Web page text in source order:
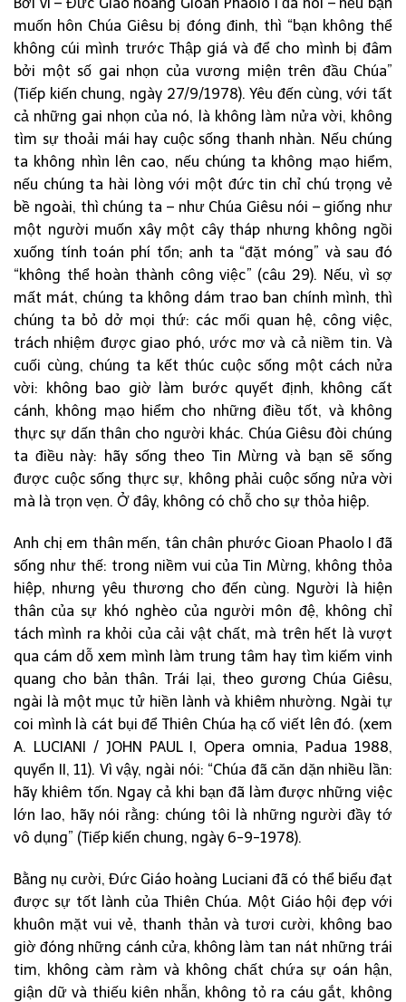
muốn hôn Chúa Giêsu bị đóng đinh, thì “bạn không thể
không cúi mình trước Thập giá và để cho mình bị đâm
bởi một số gai nhọn của vương miện trên đầu Chúa”
(Tiếp kiến chung, ngày 27/9/1978). Yêu đến cùng, với tất
cả những gai nhọn của nó, là không làm nửa vời, không
tìm sự thoải mái hay cuộc sống thanh nhàn. Nếu chúng
ta không nhìn lên cao, nếu chúng ta không mạo hiểm,
nếu chúng ta hài lòng với một đức tin chỉ chú trọng vẻ
bề ngoài, thì chúng ta – như Chúa Giêsu nói – giống như
một người muốn xây một cây tháp nhưng không ngồi
xuống tính toán phí tổn; anh ta “đặt móng” và sau đó
“không thể hoàn thành công việc” (câu 29). Nếu, vì sợ
mất mát, chúng ta không dám trao ban chính mình, thì
chúng ta bỏ dở mọi thứ: các mối quan hệ, công việc,
trách nhiệm được giao phó, ước mơ và cả niềm tin. Và
cuối cùng, chúng ta kết thúc cuộc sống một cách nửa
vời: không bao giờ làm bước quyết định, không cất
cánh, không mạo hiểm cho những điều tốt, và không
thực sự dấn thân cho người khác. Chúa Giêsu đòi chúng
ta điều này: hãy sống theo Tin Mừng và bạn sẽ sống
được cuộc sống thực sự, không phải cuộc sống nửa vời
mà là trọn vẹn. Ở đây, không có chỗ cho sự thỏa hiệp.
Anh chị em thân mến, tân chân phước Gioan Phaolo I đã
sống như thế: trong niềm vui của Tin Mừng, không thỏa
hiệp, nhưng yêu thương cho đến cùng. Người là hiện
thân của sự khó nghèo của người môn đệ, không chỉ
tách mình ra khỏi của cải vật chất, mà trên hết là vượt
qua cám dỗ xem mình làm trung tâm hay tìm kiếm vinh
quang cho bản thân. Trái lại, theo gương Chúa Giêsu,
ngài là một mục tử hiền lành và khiêm nhường. Ngài tự
coi mình là cát bụi để Thiên Chúa hạ cố viết lên đó. (xem
A. LUCIANI / JOHN PAUL I, Opera omnia, Padua 1988,
quyển II, 11). Vì vậy, ngài nói: “Chúa đã căn dặn nhiều lần:
hãy khiêm tốn. Ngay cả khi bạn đã làm được những việc
lớn lao, hãy nói rằng: chúng tôi là những người đầy tớ
vô dụng” (Tiếp kiến chung, ngày 6-9-1978).
Bằng nụ cười, Đức Giáo hoàng Luciani đã có thể biểu đạt
được sự tốt lành của Thiên Chúa. Một Giáo hội đẹp với
khuôn mặt vui vẻ, thanh thản và tươi cười, không bao
giờ đóng những cánh cửa, không làm tan nát những trái
tim, không càm ràm và không chất chứa sự oán hận,
giận dữ và thiếu kiên nhẫn, không tỏ ra cáu gắt, không